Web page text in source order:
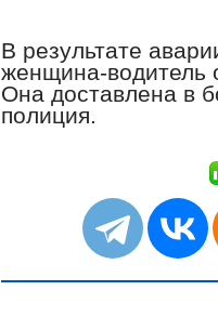
В результате
женщина-водитель
Она доставлена в
полиция.